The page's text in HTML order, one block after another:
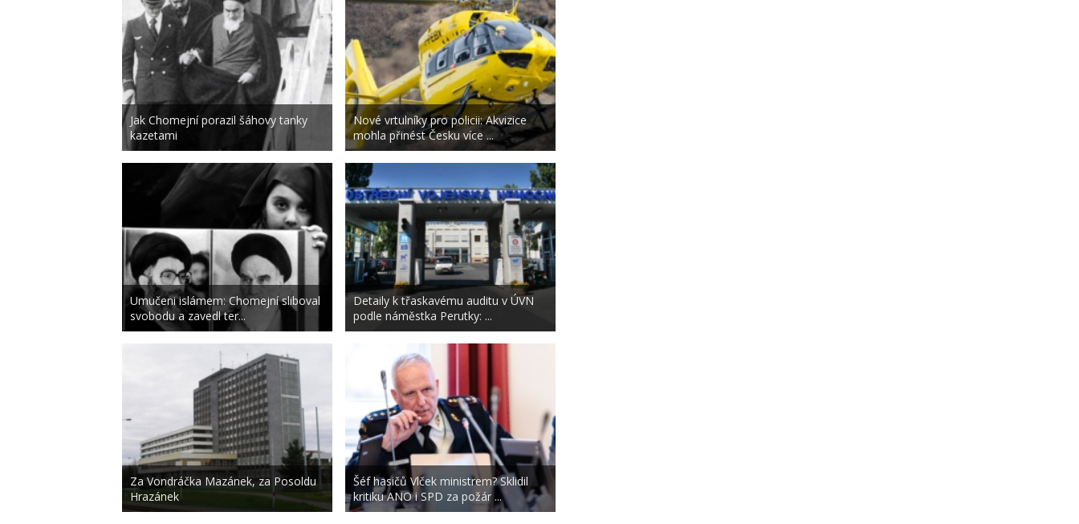
Jak Chomejní porazil šáhovy tanky
kazetami
Umučeni islámem: Chomejní sliboval
svobodu a zavedl ter...
Za Vondráčka Mazánek, za Posoldu
Hrazánek
Nové vrtulníky pro policii: Akvizice
mohla přinést Česku více ...
Detaily k třaskavému auditu v ÚVN
podle náměstka Perutky: ...
Šéf hasičů Vlček ministrem? Sklidil
kritiku ANO i SPD za požár ...